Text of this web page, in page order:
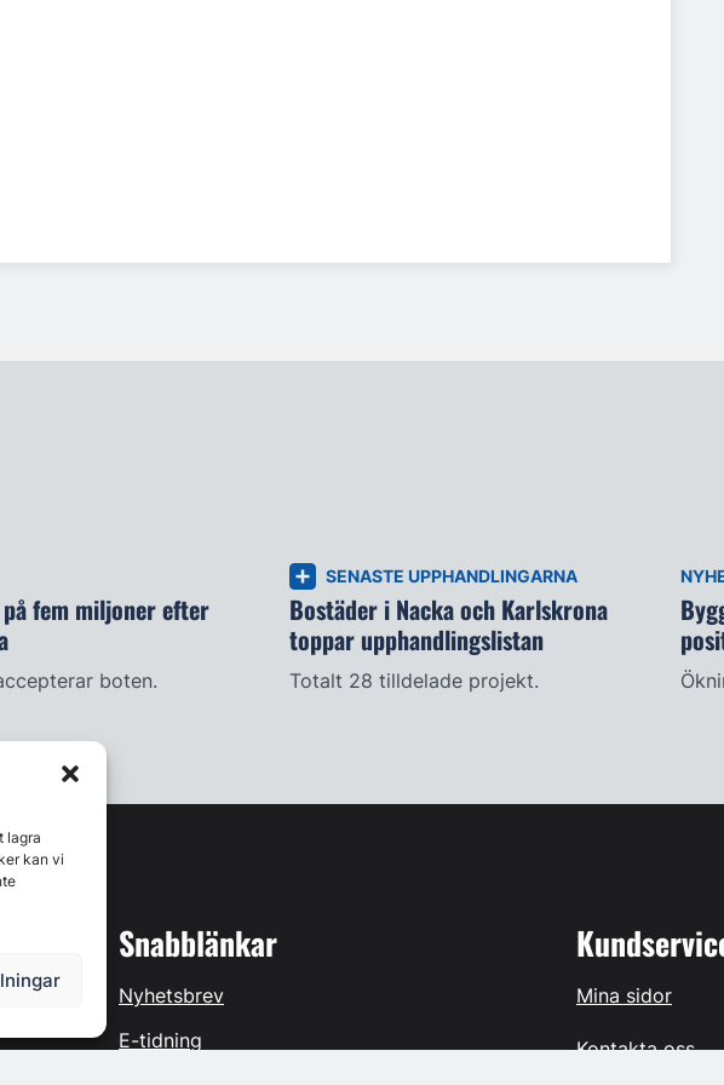
lagra
kan vi
på fem miljoner efter
boten.
SENASTE UPPHANDLINGARNA
Bostäder i Nacka och Karlskrona
toppar upphandlingslistan
Totalt 28 tilldelade projekt.
Snabblänkar
Nyhetsbrev
E-tidning
Mina sidor
Kontakta oss